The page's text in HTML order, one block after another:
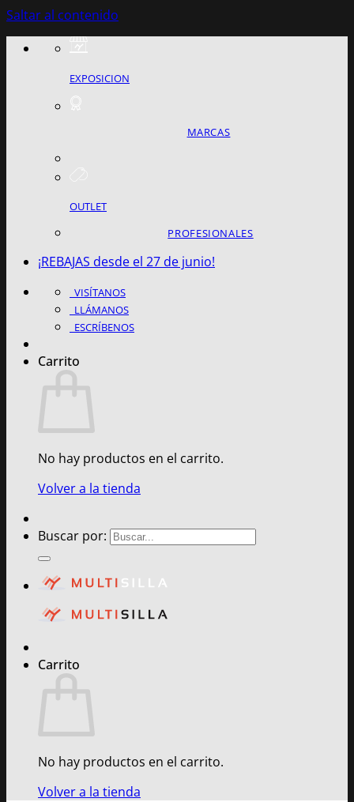
Saltar al contenido
EXPOSICION
MARCAS
OUTLET
PROFESIONALES
¡REBAJAS desde el 27 de junio!
VISÍTANOS
LLÁMANOS
ESCRÍBENOS
Carrito
No hay productos en el carrito.
Volver a la tienda
Buscar por:
Carrito
No hay productos en el carrito.
Volver a la tienda